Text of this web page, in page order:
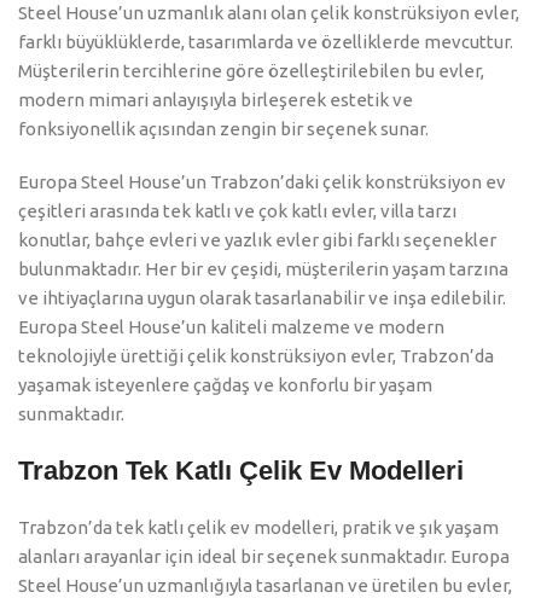
Steel House’un uzmanlık alanı olan çelik konstrüksiyon evler,
farklı büyüklüklerde, tasarımlarda ve özelliklerde mevcuttur.
Müşterilerin tercihlerine göre özelleştirilebilen bu evler,
modern mimari anlayışıyla birleşerek estetik ve
fonksiyonellik açısından zengin bir seçenek sunar.
Europa Steel House’un Trabzon’daki çelik konstrüksiyon ev
çeşitleri arasında tek katlı ve çok katlı evler, villa tarzı
konutlar, bahçe evleri ve yazlık evler gibi farklı seçenekler
bulunmaktadır. Her bir ev çeşidi, müşterilerin yaşam tarzına
ve ihtiyaçlarına uygun olarak tasarlanabilir ve inşa edilebilir.
Europa Steel House’un kaliteli malzeme ve modern
teknolojiyle ürettiği çelik konstrüksiyon evler, Trabzon’da
yaşamak isteyenlere çağdaş ve konforlu bir yaşam
sunmaktadır.
Trabzon Tek Katlı Çelik Ev Modelleri
Trabzon’da tek katlı çelik ev modelleri, pratik ve şık yaşam
alanları arayanlar için ideal bir seçenek sunmaktadır. Europa
Steel House’un uzmanlığıyla tasarlanan ve üretilen bu evler,